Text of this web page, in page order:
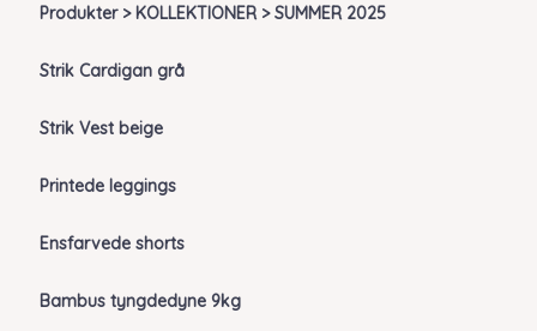
Produkter > KOLLEKTIONER > SUMMER 2025
Strik Cardigan grå
Strik Vest beige
Printede leggings
Ensfarvede shorts
Bambus tyngdedyne 9kg